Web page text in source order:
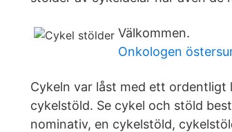
Välkommen.
Onkologen
Cykeln var låst med ett ordentligt
cykelstöld. Se cykel och stöld
nominativ, en cykelstöld,